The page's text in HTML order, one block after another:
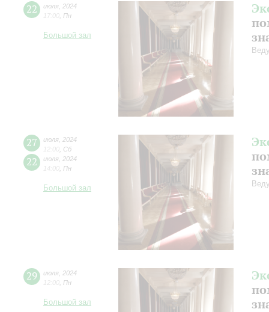
22 июля 2024
17:00 Пн
Большой зал
27 июля 2024
12:00 Сб
22 июля 2024
14:00 Пн
Большой зал
29 июля 2024
12:00 Пн
Большой зал